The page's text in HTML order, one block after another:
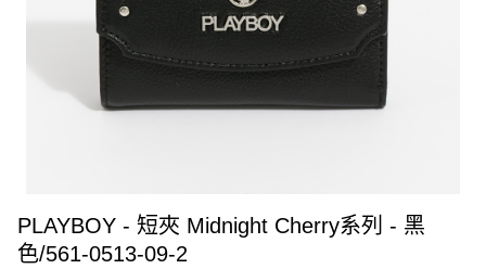
PLAYBOY - 短夾 Midnight Cherry系列 - 黑
色/561-0513-09-2